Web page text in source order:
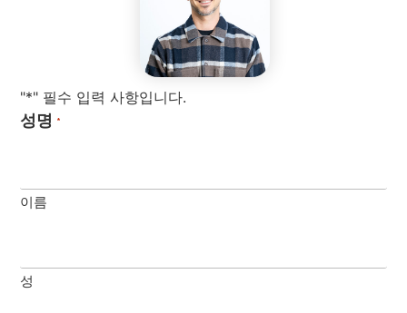
"*" 필수 입력 사항입니다.
성명 *
이름
성